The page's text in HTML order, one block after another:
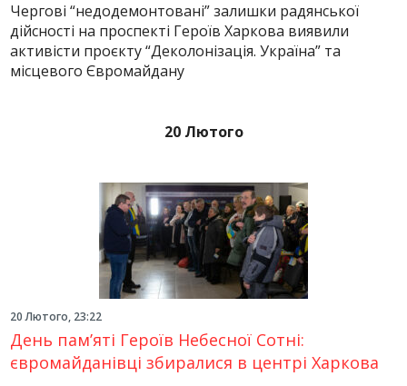
Чергові “недодемонтовані” залишки радянської
дійсності на проспекті Героїв Харкова виявили
активісти проєкту “Деколонізація. Україна” та
місцевого Євромайдану
20 Лютого
20 Лютого, 23:22
День пам’яті Героїв Небесної Сотні:
євромайданівці збиралися в центрі Харкова